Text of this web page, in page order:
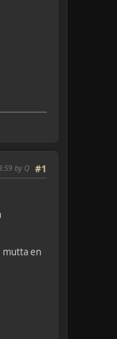
#1
by Q
mutta en